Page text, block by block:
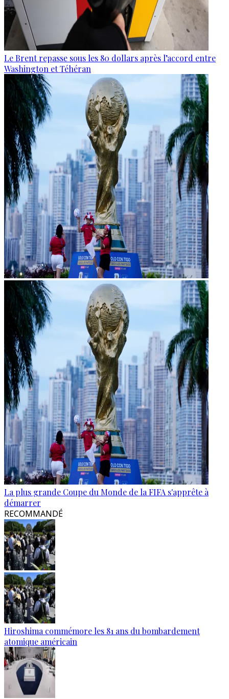
Le Brent repasse sous les 80 dollars après l’accord entre
Washington et Téhéran
La plus grande Coupe du Monde de la FIFA s'apprête à
démarrer
RECOMMANDÉ
Hiroshima commémore les 81 ans du bombardement
atomique américain